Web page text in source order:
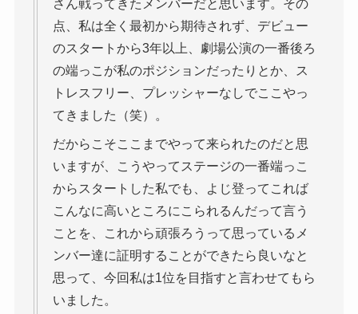
さん戦ってきたメンバーだと思います。その
点、私は全く最初から期待されず、デビュー
のスタートから3年以上、劇場公演の一番後ろ
の端っこが私のポジションだったりとか、ス
トレスフリー、プレッシャーなしでここやっ
てきました（笑）。
だからこそここまでやって来られたのだと思
いますが、こうやってステージの一番端っこ
からスタートした私でも、よじ登ってこれば
こんなに高いところにこられるんだって言う
ことを、これから頑張ろうって思っているメ
ンバー達に証明することができたら良いなと
思って、今回私は1位を目指すと言わせてもら
いました。